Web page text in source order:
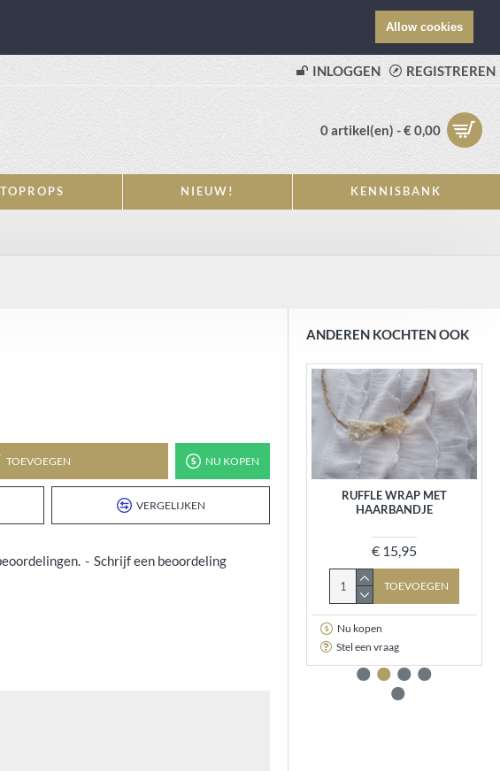
INLOGGEN REGISTREREN
0 artikel(en) - € 0,00
NIEUW! KENNISBANK
- Schrijf een beoordeling
TOEVOEGEN NU KOPEN
VERGELIJKEN
ANDEREN KOCHTEN OOK
RUFFLE WRAP MET
HAARBANDJE
€ 15,95
TOEVOEGEN
Nu kopen
Stel een vraag
Allow cookies